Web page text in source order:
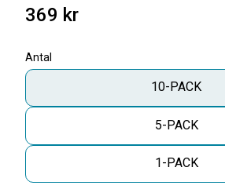
369 kr
Antal
10-PACK
5-PACK
1-PACK